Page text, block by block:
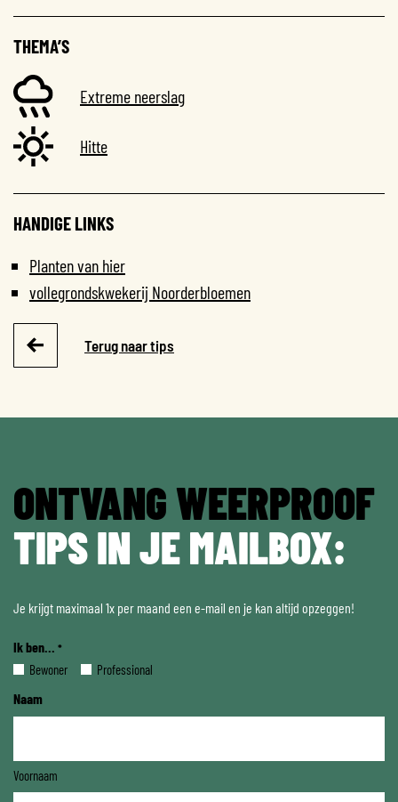
THEMA’S
Extreme neerslag
Hitte
HANDIGE LINKS
Planten van hier
vollegrondskwekerij Noorderbloemen
Terug naar tips
ONTVANG WEERPROOF
TIPS IN JE MAILBOX:
Je krijgt maximaal 1x per maand een e-mail en je kan altijd opzeggen!
Ik ben... *
Bewoner Professional
Naam
Voornaam